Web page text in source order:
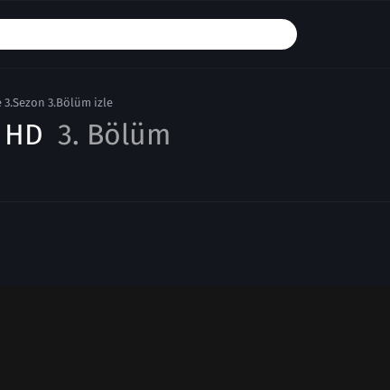
3.Sezon 3.Bölüm izle
3. Bölüm